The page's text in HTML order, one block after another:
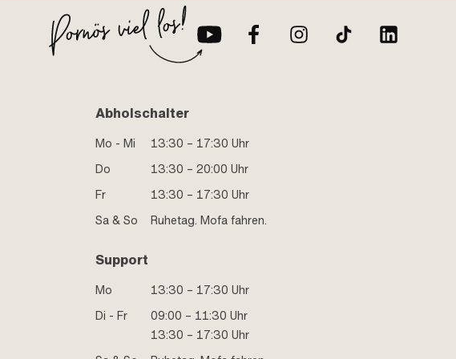
Abholschalter
Mo - Mi
13:30 – 17:30 Uhr
Do
13:30 – 20:00 Uhr
Fr
13:30 – 17:30 Uhr
Sa & So
Ruhetag. Mofa fahren.
Support
Mo
13:30 – 17:30 Uhr
Di - Fr
09:00 – 11:30 Uhr
13:30 – 17:30 Uhr